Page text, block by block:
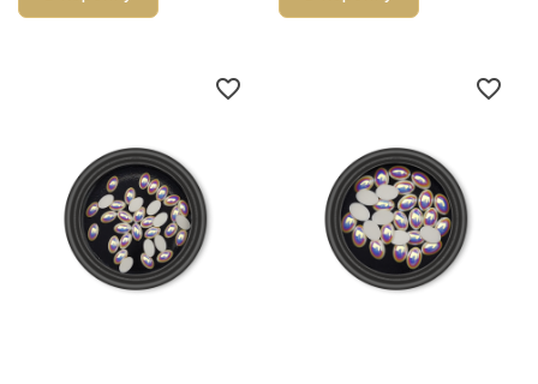
favorite_border favorite_border